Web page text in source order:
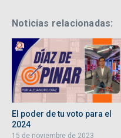
Noticias relacionadas:
El poder de tu voto para el
2024
15 de noviembre de 2023